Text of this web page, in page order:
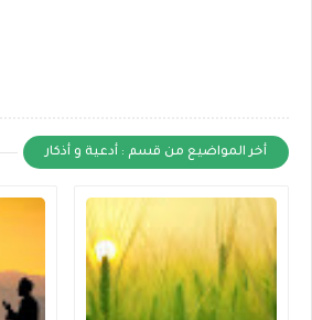
أخر المواضيع من قسم : أدعية و أذكار